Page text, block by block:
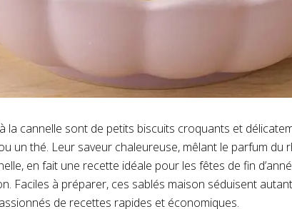
la cannelle sont de petits biscuits croquants et
un thé. Leur saveur chaleureuse, mêlant le parfum du
en fait une recette idéale pour les fêtes de fin
Faciles à préparer, ces sablés maison séduisent
de recettes rapides et économiques.